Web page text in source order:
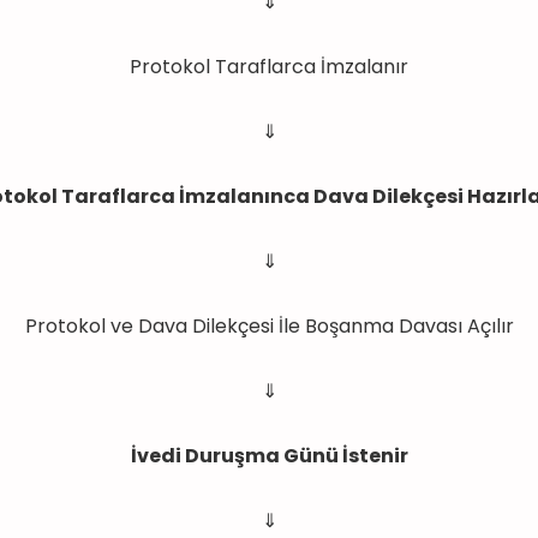
Protokol Taraflarca İmzalanır
⇓
Taraflarca İmzalanınca Dava Dilekçesi
⇓
Protokol ve Dava Dilekçesi İle Boşanma Davası Açılır
⇓
İvedi Duruşma Günü İstenir
⇓